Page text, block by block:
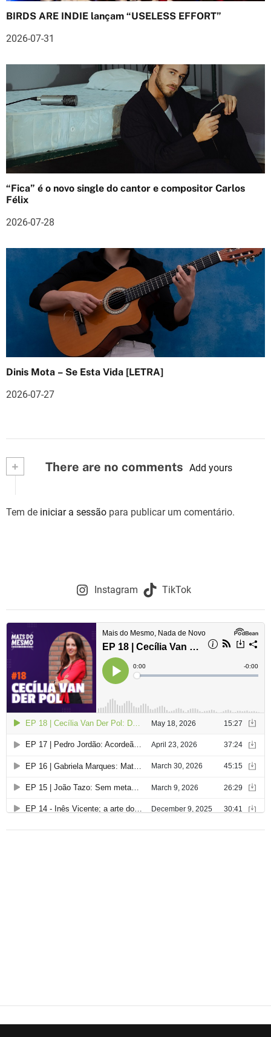
o
d
e
a
r
i
g
o
s
BIRDS ARE INDIE lançam “USELESS EFFORT”
2026-07-31
“Fica” é o novo single do cantor e compositor Carlos
Félix
2026-07-28
Dinis Mota – Se Esta Vida [LETRA]
2026-07-27
+ There are no comments Add yours
Tem de iniciar a sessão para publicar um comentário.
Instagram TikTok